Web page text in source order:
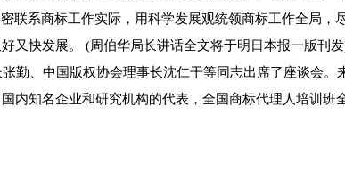
联系商标工作实际，用科学发展观统领商标工作全局
又快发展。 (周伯华局长讲话全文将于明日本报一版刊
勤、中国版权协会理事长沈仁干等同志出席了座谈会
内知名企业和研究机构的代表，全国商标代理人培训班